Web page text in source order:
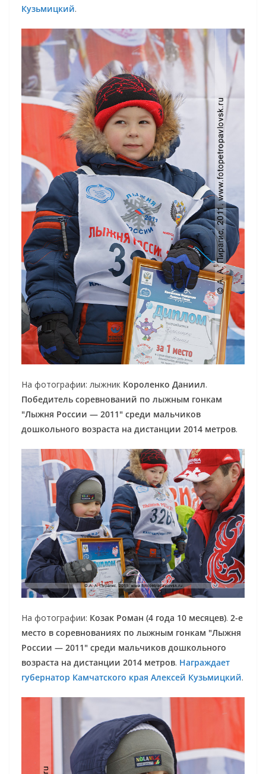
Кузьмицкий.
На фотографии: лыжник Короленко Даниил.
Победитель соревнований по лыжным гонкам
"Лыжня России — 2011" среди мальчиков
дошкольного возраста на дистанции 2014 метров.
На фотографии: Козак Роман (4 года 10 месяцев). 2-е
место в соревнованиях по лыжным гонкам "Лыжня
России — 2011" среди мальчиков дошкольного
возраста на дистанции 2014 метров. Награждает
губернатор Камчатского края Алексей Кузьмицкий.